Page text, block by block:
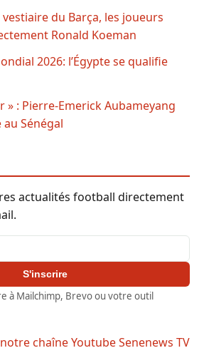
du Barça, les joueurs
Ronald Koeman
2026: l’Égypte se qualifie
» : Pierre-Emerick Aubameyang
Sénégal
actualités football directement
S'inscrire
à Mailchimp, Brevo ou votre outil